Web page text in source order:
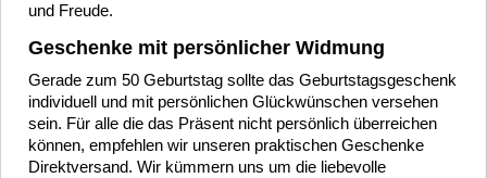
und Freude.
Geschenke mit persönlicher Widmung
Gerade zum 50 Geburtstag sollte das Geburtstagsgeschenk
individuell und mit persönlichen Glückwünschen versehen
sein. Für alle die das Präsent nicht persönlich überreichen
können, empfehlen wir unseren praktischen Geschenke
Direktversand. Wir kümmern uns um die liebevolle